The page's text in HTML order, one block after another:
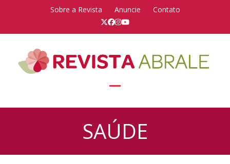
Sobre a Revista Anuncie
Contato
Twitter
Facebook
Instagram
YouTube
menu
menu
SAÚDE